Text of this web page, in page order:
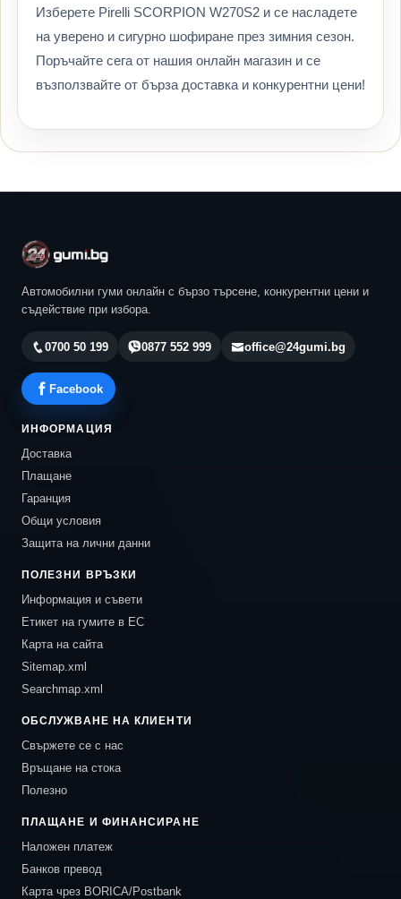
Изберете Pirelli SCORPION W270S2 и се насладете
на уверено и сигурно шофиране през зимния сезон.
Поръчайте сега от нашия онлайн магазин и се
възползвайте от бърза доставка и конкурентни цени!
Автомобилни гуми онлайн с бързо търсене, конкурентни цени и
съдействие при избора.
0700 50 199 0877 552 999 office@24gumi.bg
Facebook
ИНФОРМАЦИЯ
Доставка
Плащане
Гаранция
Общи условия
Защита на лични данни
ПОЛЕЗНИ ВРЪЗКИ
Информация и съвети
Етикет на гумите в ЕС
Карта на сайта
Sitemap.xml
Searchmap.xml
ОБСЛУЖВАНЕ НА КЛИЕНТИ
Свържете се с нас
Връщане на стока
Полезно
ПЛАЩАНЕ И ФИНАНСИРАНЕ
Наложен платеж
Банков превод
Карта чрез BORICA/Postbank